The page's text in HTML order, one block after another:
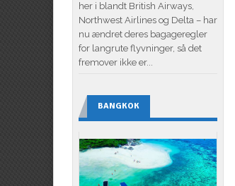
her i blandt British Airways,
Northwest Airlines og Delta – har
nu ændret deres bagageregler
for langrute flyvninger, så det
fremover ikke er...
BANGKOK